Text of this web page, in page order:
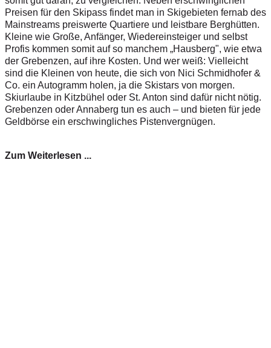
Preisen für den Skipass findet man in Skigebieten fernab des
Mainstreams preiswerte Quartiere und leistbare Berghütten.
Kleine wie Große, Anfänger, Wiedereinsteiger und selbst
Profis kommen somit auf so manchem „Hausberg", wie etwa
der Grebenzen, auf ihre Kosten. Und wer weiß: Vielleicht
sind die Kleinen von heute, die sich von Nici Schmidhofer &
Co. ein Autogramm holen, ja die Skistars von morgen.
Skiurlaube in Kitzbühel oder St. Anton sind dafür nicht nötig.
Grebenzen oder Annaberg tun es auch – und bieten für jede
Geldbörse ein erschwingliches Pistenvergnügen.
Zum Weiterlesen ...